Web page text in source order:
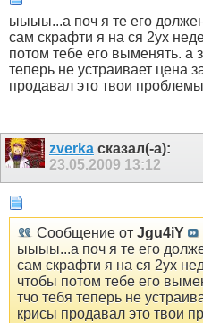
ыыыы...а поч я те его
сам скрафти я на ся 2ух
потом тебе его выменять. а
теперь не устраивает цена
продавал это твои
zverka сказал(-а):
23.05.2009 13:12
Сообщение от Jgu4iY
ыыыы...а поч я те его
сам скрафти я на ся 2ух
чтобы потом тебе его
тчо тебя теперь не
крисы продавал это твои